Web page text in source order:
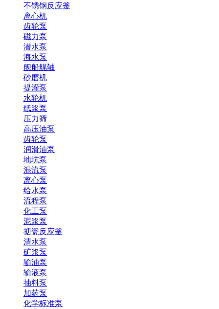
不锈钢反应釜
离心机
齿轮泵
磁力泵
潜水泵
海水泵
舰船艉轴
砂磨机
提灌泵
水轮机
纸浆泵
压力筛
高压油泵
齿轮泵
润滑油泵
地坑泵
混流泵
离心泵
给水泵
流程泵
化工泵
泥浆泵
搪瓷反应釜
清水泵
矿浆泵
输油泵
输液泵
抽料泵
加药泵
化学标准泵